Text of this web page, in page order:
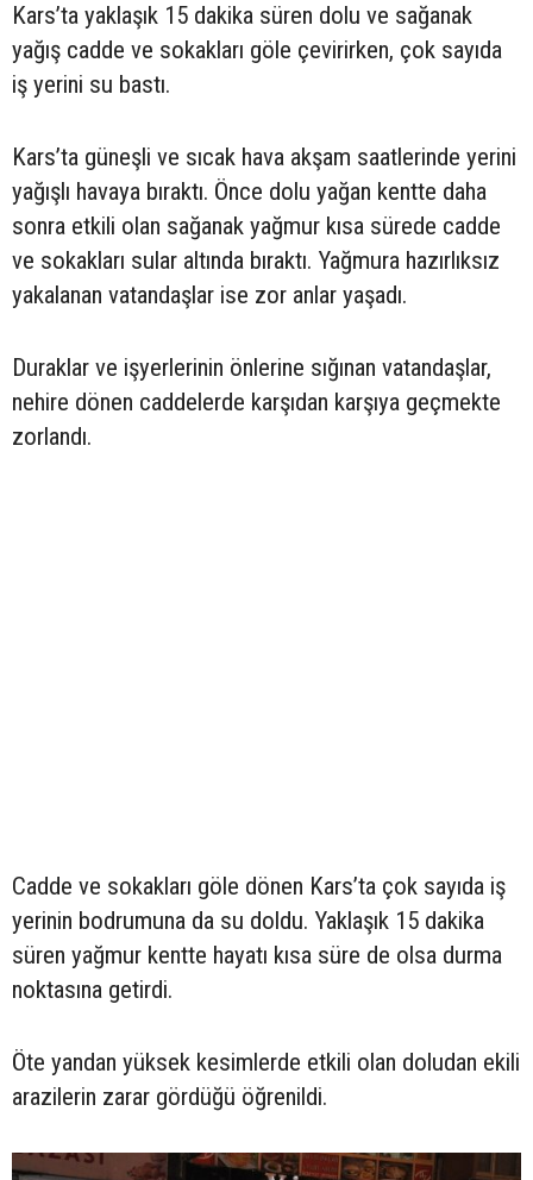
Kars’ta yaklaşık 15 dakika süren dolu ve sağanak
yağış cadde ve sokakları göle çevirirken, çok sayıda
iş yerini su bastı.
Kars’ta güneşli ve sıcak hava akşam saatlerinde yerini
yağışlı havaya bıraktı. Önce dolu yağan kentte daha
sonra etkili olan sağanak yağmur kısa sürede cadde
ve sokakları sular altında bıraktı. Yağmura hazırlıksız
yakalanan vatandaşlar ise zor anlar yaşadı.
Duraklar ve işyerlerinin önlerine sığınan vatandaşlar,
nehire dönen caddelerde karşıdan karşıya geçmekte
zorlandı.
Cadde ve sokakları göle dönen Kars’ta çok sayıda iş
yerinin bodrumuna da su doldu. Yaklaşık 15 dakika
süren yağmur kentte hayatı kısa süre de olsa durma
noktasına getirdi.
Öte yandan yüksek kesimlerde etkili olan doludan ekili
arazilerin zarar gördüğü öğrenildi.